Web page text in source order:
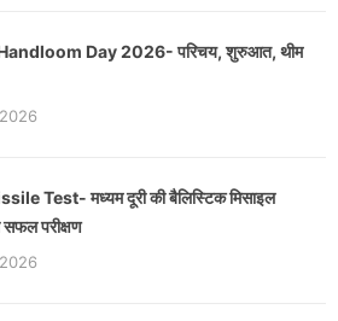
Day 2026- परिचय, शुरुआत, थीम
Test- मध्यम दूरी की बैलिस्टिक मिसाइल
सफल परीक्षण